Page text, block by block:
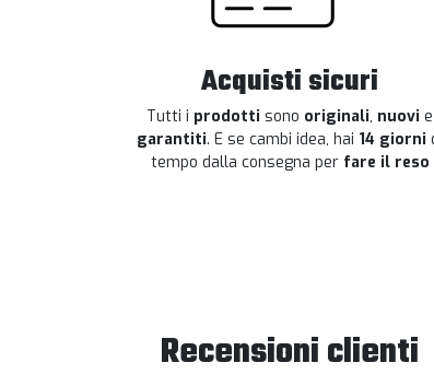
Acquisti sicuri
Tutti i prodotti sono originali, nuovi e
garantiti. E se cambi idea, hai 14 giorni
tempo dalla consegna per fare il reso
Recensioni clienti